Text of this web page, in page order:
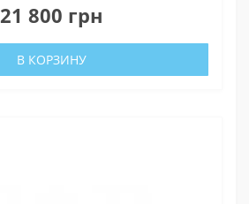
21 800 грн
В КОРЗИНУ